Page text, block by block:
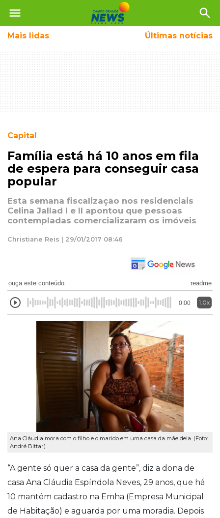
menu search
Mais lidas Últimas notícias
Capital
Família está há 10 anos em fila
de espera para conseguir casa
popular
Esta semana fiscalização nos residenciais
Celina Jallad I e II apontou que pessoas
contempladas comercializaram os imóveis
Christiane Reis | 29/01/2017 08:46
ouça este conteúdo readme
0:00 1.0x
Ana Cláudia mora com o filho e o marido em uma casa da mãe dela. (Foto:
André Bittar)
“A gente só quer a casa da gente”, diz a dona de
casa Ana Cláudia Espíndola Neves, 29 anos, que há
10 mantém cadastro na Emha (Empresa Municipal
de Habitação) e aguarda por uma moradia. Depois